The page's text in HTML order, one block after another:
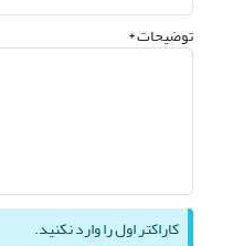
توضیحات *
کاراکتر اول را وارد نکنید.